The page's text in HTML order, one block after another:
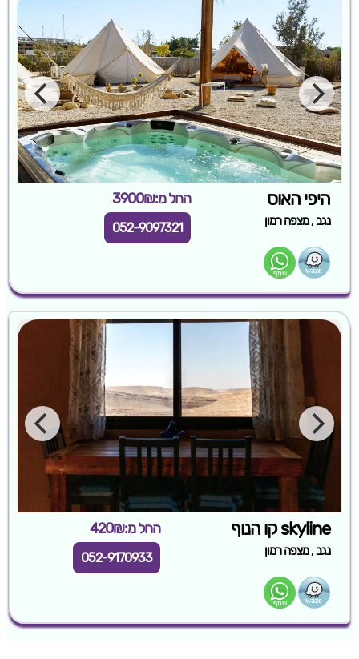
היפי האוס החל מ:3900₪
נגב,מצפה רמון 052-9097321
skyline קו הנוף החל מ:420₪
נגב,מצפה רמון 052-9170933